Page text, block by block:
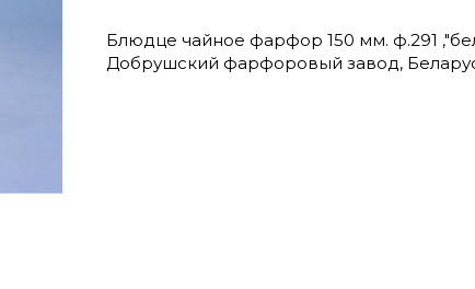
Блюдце чайное фарфор 150 мм. ф.291
Добрушский фарфоровый завод,